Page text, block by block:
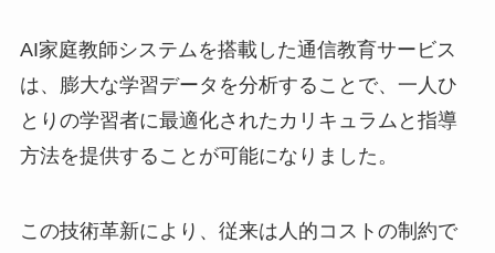
AI家庭教師システムを搭載した通信教育サービス
は、膨大な学習データを分析することで、一人ひ
とりの学習者に最適化されたカリキュラムと指導
方法を提供することが可能になりました。
この技術革新により、従来は人的コストの制約で